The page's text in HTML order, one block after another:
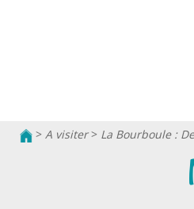
> A visiter> La Bourboule :